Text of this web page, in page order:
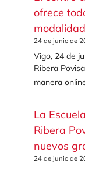
ofrece
24 de junio de
Vigo, 24 de
Ribera
manera
La
Ribera
nuevos
24 de junio de